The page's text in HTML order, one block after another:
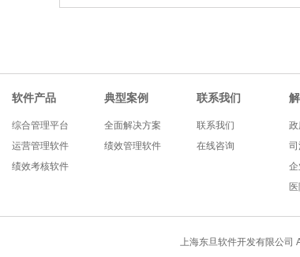
软件产品
综合管理平台
运营管理软件
绩效考核软件
典型案例
全面解决方案
绩效管理软件
联系我们
联系我们
在线咨询
政
司
企
上海东旦软件开发有限公司